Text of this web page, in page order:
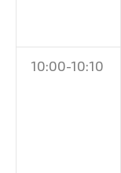
10:00-10:10